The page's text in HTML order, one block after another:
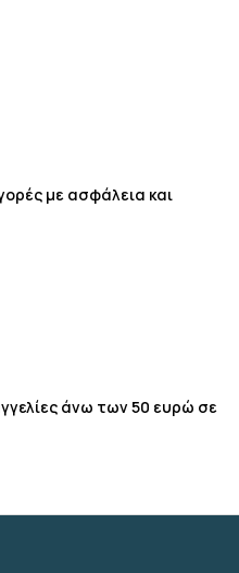
με ασφάλεια και
άνω των 50 ευρώ σε